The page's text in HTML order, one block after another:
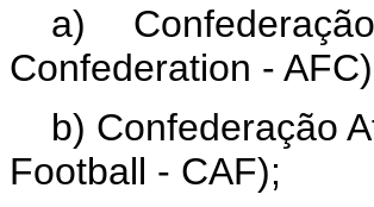
a)
Confederation -
b) Confederação
Football - CAF);